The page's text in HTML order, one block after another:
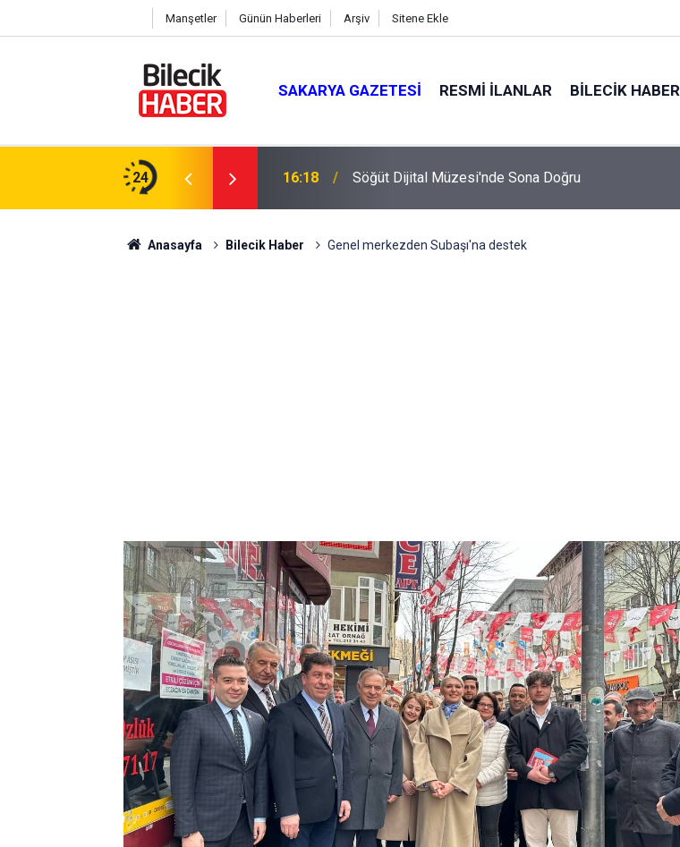
Manşetler Günün Haberleri Arşiv Sitene Ekle
SAKARYA GAZETESI RESMI İLANLAR BILECIK HABER
24
"Türkiye’nin Geleceğini İnşa Edeceğiz" 16:18 Söğüt Dijital Müzesi'nde Sona Doğru
Anasayfa Bilecik Haber Genel merkezden Subaşı'na destek